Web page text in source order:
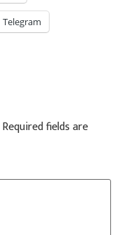
Telegram
Required fields are